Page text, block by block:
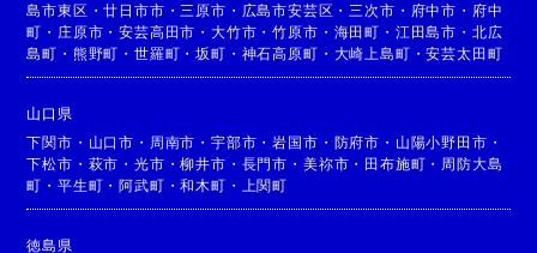
島市東区 ・廿日市市 ・ 三原市 ・ 広島市安芸区 ・ 三次市 ・ 府中市 ・ 府中
町 ・ 庄原市 ・安芸高田市 ・大竹市 ・竹原市 ・ 海田町 ・ 江田島市 ・ 北広
島町 ・ 熊野町 ・世羅町 ・坂町 ・ 神石高原町 ・ 大崎上島町 ・安芸太田町
山口県
下関市 ・ 山口市 ・ 周南市 ・宇部市 ・岩国市 ・ 防府市 ・ 山陽小野田市 ・
下松市 ・ 萩市 ・光市 ・柳井市 ・ 長門市 ・ 美祢市 ・ 田布施町 ・ 周防大島
町 ・平生町 ・阿武町 ・和木町 ・ 上関町
徳島県